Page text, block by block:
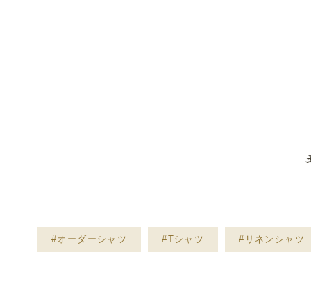
#オーダーシャツ #Tシャツ #リネンシャツ